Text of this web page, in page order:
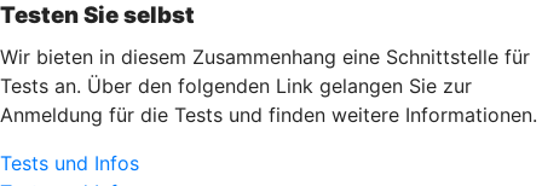
Testen Sie selbst
Wir bieten in diesem Zusammenhang eine Schnittstelle für
Tests an. Über den folgenden Link gelangen Sie zur
Anmeldung für die Tests und finden weitere Informationen.
Tests und Infos